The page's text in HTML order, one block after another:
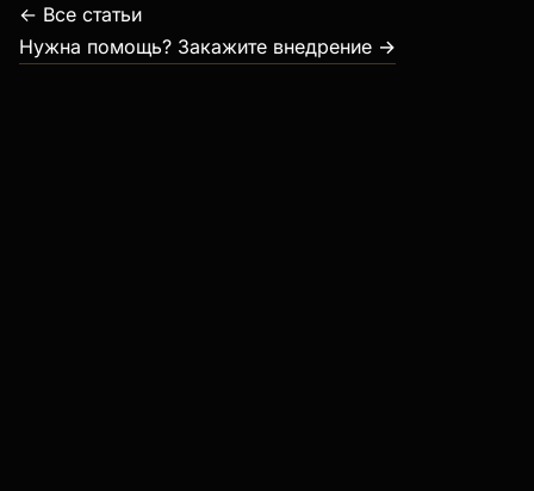
← Все статьи
Нужна помощь? Закажите внедрение →